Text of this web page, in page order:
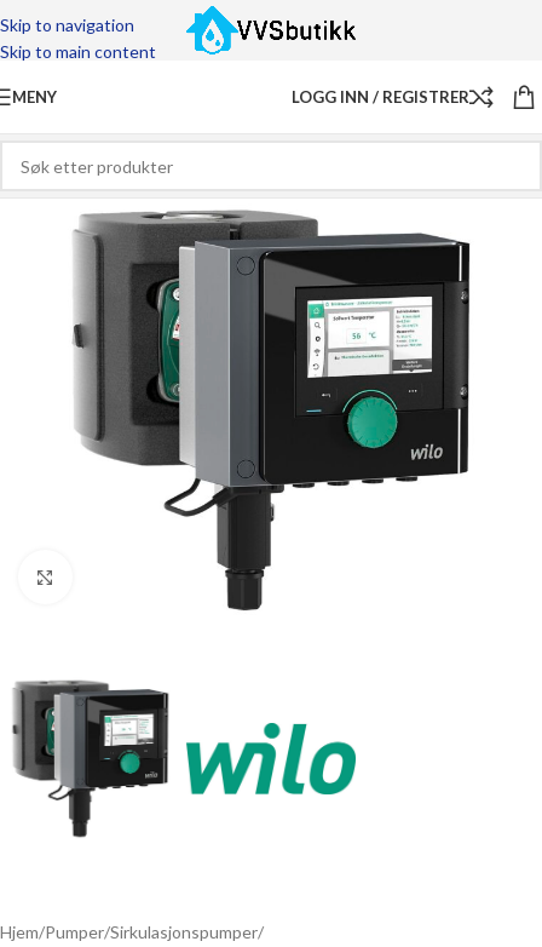
Skip to navigation
Skip to main content
MENY LOGG INN / REGISTRER
Hjem/Pumper/Sirkulasjonspumper/